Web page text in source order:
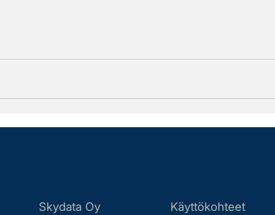
Skydata Oy Käyttökohteet